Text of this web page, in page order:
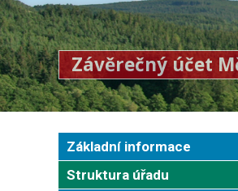
Závěrečný účet
Základní informace
Struktura úřadu